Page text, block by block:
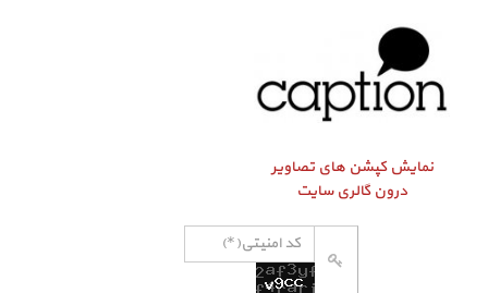
نمایش کپشن‌ های تصاویر
درون گالری سایت